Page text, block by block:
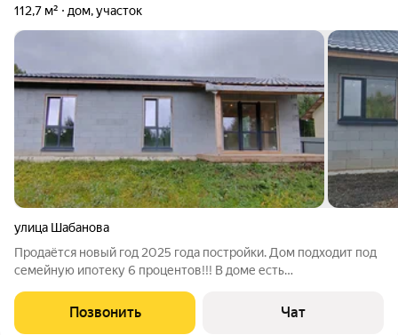
112,7 м² дом, участок
улица Шабанова
Продаётся новый год 2025 года постройки. Дом подходит под
семейную ипотеку 6 процентов!!! В доме есть
Позвонить Чат